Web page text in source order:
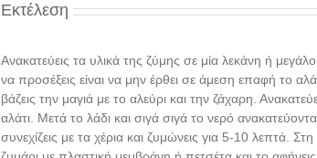
Εκτέλεση
Ανακατεύεις τα υλικά της ζύμης σε μία λεκάνη ή
να προσέξεις είναι να μην έρθει σε άμεση επαφή το
βάζεις την μαγιά με το αλεύρι και την ζάχαρη.
αλάτι. Μετά το λάδι και σιγά σιγά το νερό
συνεχίζεις με τα χέρια και ζυμώνεις για 5-10 λεπτά.